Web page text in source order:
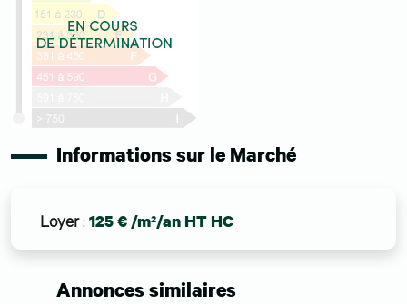
Informations sur le Marché
Loyer: 125 € /m²/an HT HC
Annonces similaires